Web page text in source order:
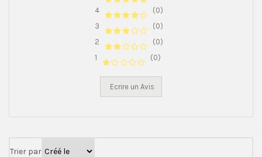
4
(0)
3
(0)
2
(0)
1
(0)
Ecrire un Avis
Trier par